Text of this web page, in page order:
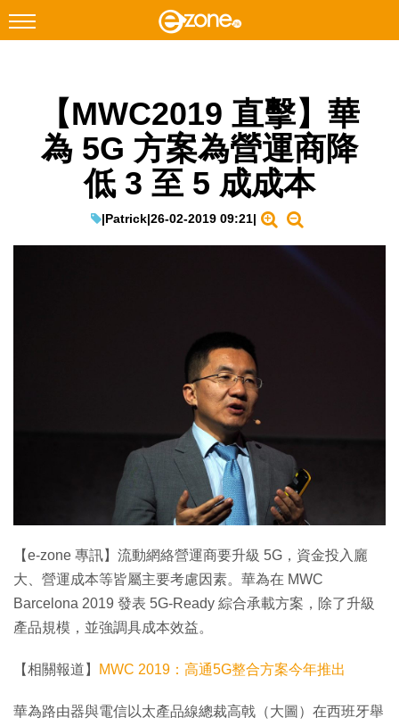
Facebook Instagram
科技焦點
教學評測
Enterprise Digital Transformation
【MWC2019 直擊】華
為 5G 方案為營運商降
低 3 至 5 成成本
|Patrick|26-02-2019 09:21|
【e-zone 專訊】流動網絡營運商要升級 5G，資金投入廲
大、營運成本等皆屬主要考慮因素。華為在 MWC
Barcelona 2019 發表 5G-Ready 綜合承載方案，除了升級
產品規模，並強調具成本效益。
【相關報道】 MWC 2019：高通5G整合方案今年推出
華為路由器與電信以太產品線總裁高戟（大圖）在西班牙舉